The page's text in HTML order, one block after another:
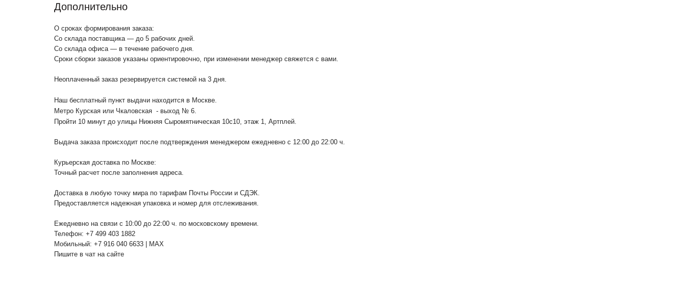
Дополнительно
О сроках формирования заказа:
Со склада поставщика — до 5 рабочих дней.
Со склада офиса — в течение рабочего дня.
Сроки сборки заказов указаны ориентировочно, при изменении менеджер свяжется с вами.
Неоплаченный заказ резервируется системой на 3 дня.
Наш бесплатный пункт выдачи находится в Москве.
Метро Курская или Чкаловская - выход № 6.
Пройти 10 минут до улицы Нижняя Сыромятническая 10с10 , этаж 1, Артплей.
Выдача заказа происходит после подтверждения менеджером ежедневно с 12:00 до 22:00 ч.
Курьерская доставка по Москве:
Точный расчет после заполнения адреса.
Доставка в любую точку мира по тарифам Почты России и СДЭК.
Предоставляется надежная упаковка и номер для отслеживания.
Ежедневно на связи с 10:00 до 22:00 ч. по московскому времени.
Телефон: +7 499 403 1882
Мобильный: +7 916 040 6633 | MAX
Пишите в чат на сайте